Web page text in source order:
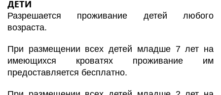
ДЕТИ
Разрешается проживание детей любого
возраста.
При размещении всех детей младше 7 лет на
имеющихся кроватях проживание им
предоставляется бесплатно.